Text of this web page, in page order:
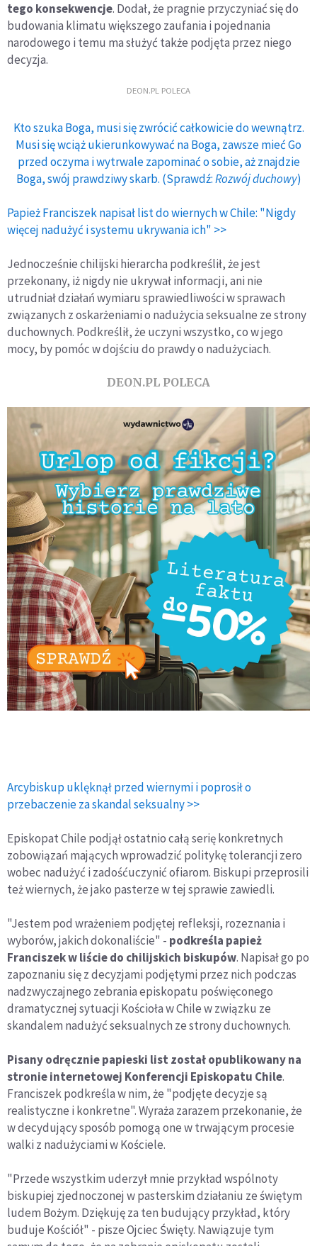
tego konsekwencje. Dodał, że pragnie przyczyniać się do
budowania klimatu większego zaufania i pojednania
narodowego i temu ma służyć także podjęta przez niego
decyzja.
DEON.PL POLECA
Kto szuka Boga, musi się zwrócić całkowicie do wewnątrz.
Musi się wciąż ukierunkowywać na Boga, zawsze mieć Go
przed oczyma i wytrwale zapominać o sobie, aż znajdzie
Boga, swój prawdziwy skarb. (Sprawdź:Rozwój duchowy)
Papież Franciszek napisał list do wiernych w Chile: "Nigdy
więcej nadużyć i systemu ukrywania ich" >>
Jednocześnie chilijski hierarcha podkreślił, że jest
przekonany, iż nigdy nie ukrywał informacji, ani nie
utrudniał działań wymiaru sprawiedliwości w sprawach
związanych z oskarżeniami o nadużycia seksualne ze strony
duchownych. Podkreślił, że uczyni wszystko, co w jego
mocy, by pomóc w dojściu do prawdy o nadużyciach.
DEON.PL POLECA
Arcybiskup uklęknął przed wiernymi i poprosił o
przebaczenie za skandal seksualny >>
Episkopat Chile podjął ostatnio całą serię konkretnych
zobowiązań mających wprowadzić politykę tolerancji zero
wobec nadużyć i zadośćuczynić ofiarom. Biskupi przeprosili
też wiernych, że jako pasterze w tej sprawie zawiedli.
"Jestem pod wrażeniem podjętej refleksji, rozeznania i
wyborów, jakich dokonaliście" - podkreśla papież
Franciszek w liście do chilijskich biskupów. Napisał go po
zapoznaniu się z decyzjami podjętymi przez nich podczas
nadzwyczajnego zebrania episkopatu poświęconego
dramatycznej sytuacji Kościoła w Chile w związku ze
skandalem nadużyć seksualnych ze strony duchownych.
Pisany odręcznie papieski list został opublikowany na
stronie internetowej Konferencji Episkopatu Chile.
Franciszek podkreśla w nim, że "podjęte decyzje są
realistyczne i konkretne". Wyraża zarazem przekonanie, że
w decydujący sposób pomogą one w trwającym procesie
walki z nadużyciami w Kościele.
"Przede wszystkim uderzył mnie przykład wspólnoty
biskupiej zjednoczonej w pasterskim działaniu ze świętym
ludem Bożym. Dziękuję za ten budujący przykład, który
buduje Kościół" - pisze Ojciec Święty. Nawiązuje tym